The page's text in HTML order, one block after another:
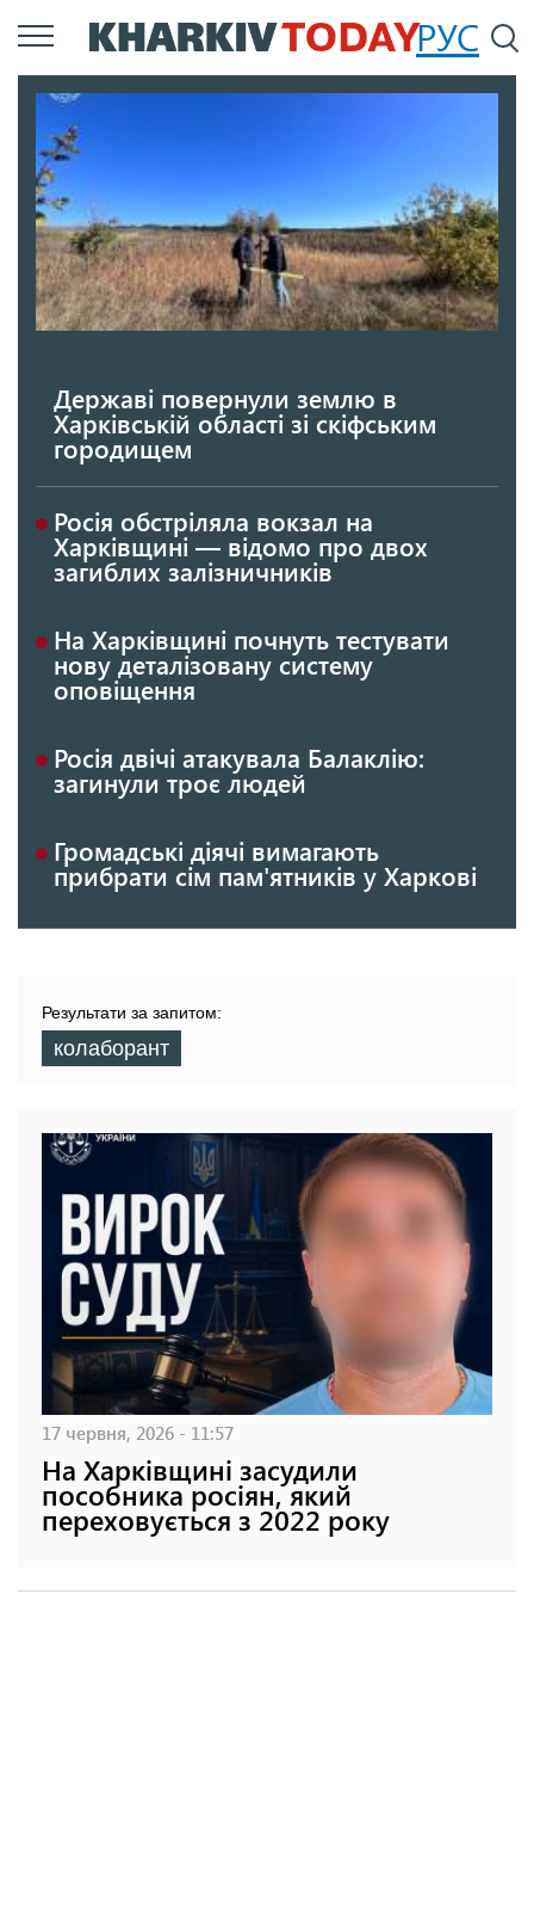
Перейти
до
РУС
Державі повернули землю в
Харківській області зі скіфським
городищем
Росія обстріляла вокзал на
Харківщині — відомо про двох
загиблих залізничників
На Харківщині почнуть тестувати
нову деталізовану систему
оповіщення
Росія двічі атакувала Балаклію:
загинули троє людей
Громадські діячі вимагають
прибрати сім пам'ятників у Харкові
Результати за запитом:
колаборант
17 червня, 2026 - 11:57
На Харківщині засудили
пособника росіян, який
переховується з 2022 року